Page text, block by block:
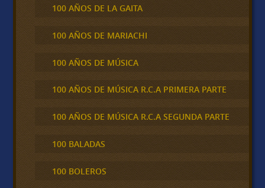
100 AÑOS DE LA GAITA
100 AÑOS DE MARIACHI
100 AÑOS DE MÚSICA
100 AÑOS DE MÚSICA R.C.A PRIMERA PARTE
100 AÑOS DE MÚSICA R.C.A SEGUNDA PARTE
100 BALADAS
100 BOLEROS